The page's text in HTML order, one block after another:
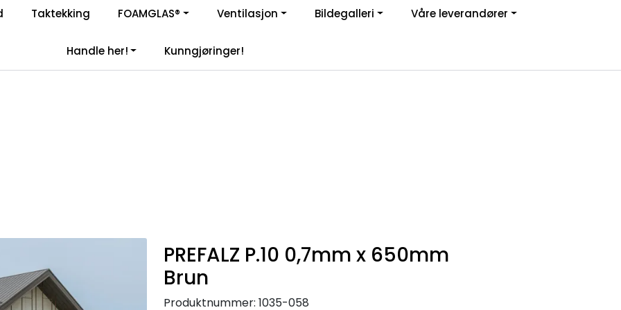
Enkelt kjøp, hentes i butikk (Sandefjord)
Taktekking FOAMGLAS® Ventilasjon Bildegalleri Våre leverandører
Handle her! Kunngjøringer!
PREFALZ P.10 0,7mm x 650mm
Brun
Produktnummer: 1035-058